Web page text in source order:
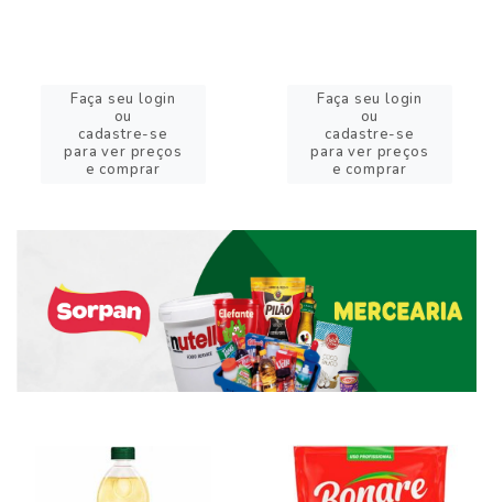
Faça seu login
ou
cadastre-se
para ver preços
e comprar
Faça seu login
ou
cadastre-se
para ver preços
e comprar